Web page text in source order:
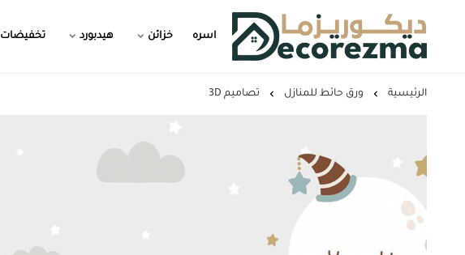
Decorezma
اسره خزائن هيدبورد تخفيضات
الرئيسية ورق حائط للمنازل تصاميم 3D